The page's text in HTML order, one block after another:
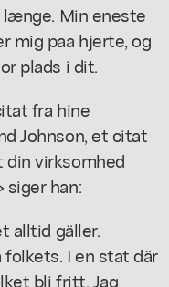
længe. Min eneste
mig paa hjerte, og
plads i dit.
fra hine
Johnson, et citat
virksomhed
han:
alltid gäller.
I en stat där
bli fritt. Jag